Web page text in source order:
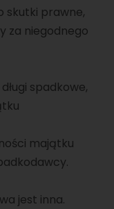
skutki prawne,
za niegodnego
spadkowe,
majątku
jest inna.